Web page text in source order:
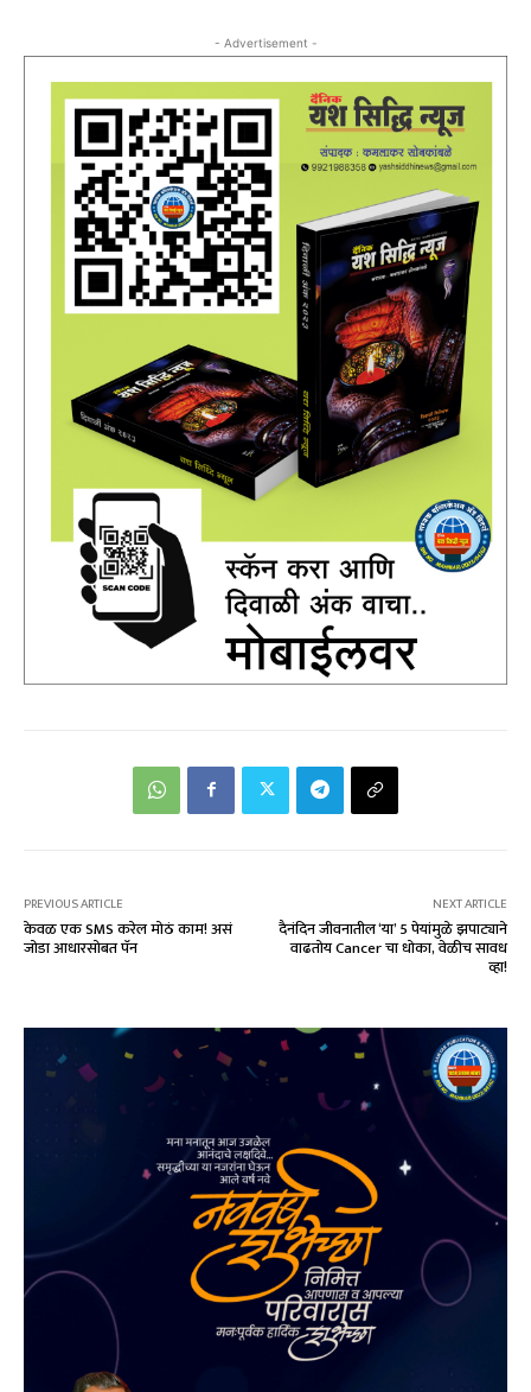
- Advertisement -
PREVIOUS ARTICLE
केवळ एक SMS करेल मोठं काम! असं
जोडा आधारसोबत पॅन
NEXT ARTICLE
दैनंदिन जीवनातील ‘या’ 5 पेयांमुळे झपाट्याने
वाढतोय Cancer चा धोका, वेळीच सावध
व्हा!